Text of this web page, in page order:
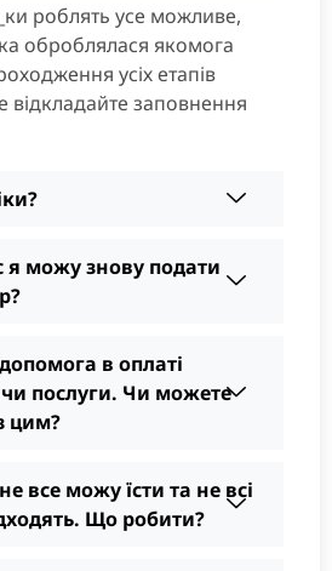
роблять усе можливе,
оброблялася якомога
усіх етапів
відкладайте заповнення
я можу знову подати
в оплаті
послуги. Чи можете
цим?
все можу їсти та не всі
Що робити?